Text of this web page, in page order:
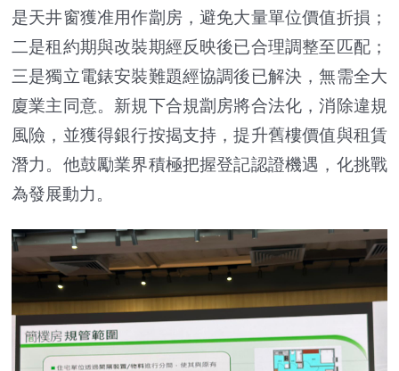
是天井窗獲准用作劏房，避免大量單位價值折損；
二是租約期與改裝期經反映後已合理調整至匹配；
三是獨立電錶安裝難題經協調後已解決，無需全大
廈業主同意。新規下合規劏房將合法化，消除違規
風險，並獲得銀行按揭支持，提升舊樓價值與租賃
潛力。他鼓勵業界積極把握登記認證機遇，化挑戰
為發展動力。